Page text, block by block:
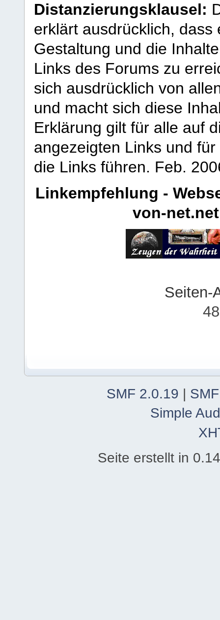
Distanzierungsklausel:
erklärt ausdrücklich,
Gestaltung und die
Links des Forums zu
sich ausdrücklich von
und macht sich diese
Erklärung gilt für alle auf
angezeigten Links und
die Links führen. Feb.
Linkempfehlung -
von-net.net
Seiten-
SMF 2.0.19 |
Simple
Seite erstellt in